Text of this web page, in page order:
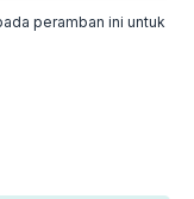
peramban ini untuk